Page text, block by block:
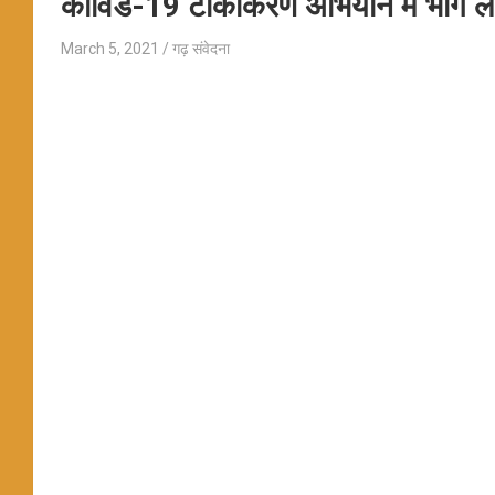
March 5, 2021 गढ़ संवेदना